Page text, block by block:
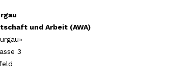
und Arbeit (AWA)
3